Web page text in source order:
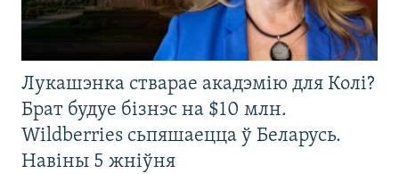
Лукашэнка стварае акадэмію для Колі?
Брат будуе бізнэс на $10 млн.
Wildberries сьпяшаецца ў Беларусь.
Навіны 5 жніўня